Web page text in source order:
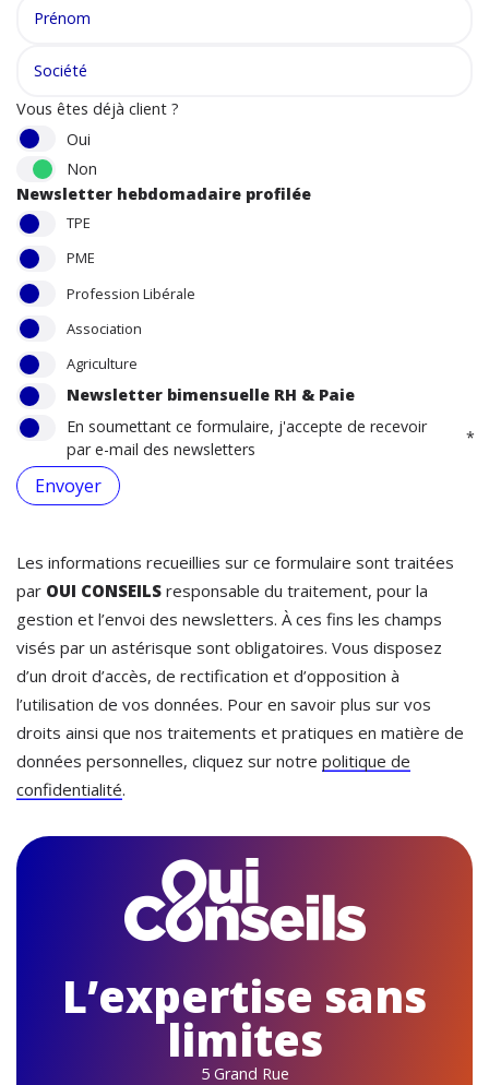
Prénom
Société
Oui
Non
Vous êtes déjà client ?
TPE
PME
Profession Libérale
Association
Agriculture
Newsletter hebdomadaire profilée
Newsletter bimensuelle RH & Paie
En soumettant ce formulaire, j'accepte de recevoir
par e-mail des newsletters
*
Envoyer
Les informations recueillies sur ce formulaire sont traitées
par OUI CONSEILS responsable du traitement, pour la
gestion et l’envoi des newsletters. À ces fins les champs
visés par un astérisque sont obligatoires. Vous disposez
d’un droit d’accès, de rectification et d’opposition à
l’utilisation de vos données. Pour en savoir plus sur vos
droits ainsi que nos traitements et pratiques en matière de
données personnelles, cliquez sur notre politique de
confidentialité.
L’expertise sans
limites
5 Grand Rue